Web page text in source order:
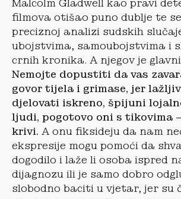
Malcolm Gladwell kao pravi
filmova otišao puno dublje te
preciznoj analizi sudskih
ubojstvima, samoubojstvima i
crnih kronika. A njegov je
Nemojte dopustiti da vas
govor tijela i grimase, jer
djelovati iskreno, špijuni
ljudi, pogotovo oni s tikovima
krivi. A onu fiksideju da nam
ekspresije mogu pomoći da
dogodilo i laže li osoba ispred
dijagnozu ili je samo dobro
slobodno baciti u vjetar, jer su